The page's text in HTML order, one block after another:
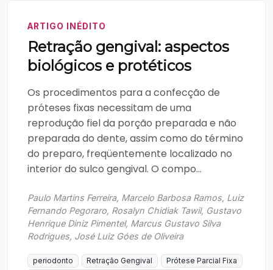
ARTIGO INÉDITO
Retração gengival: aspectos
biológicos e protéticos
Os procedimentos para a confecção de
próteses fixas necessitam de uma
reprodução fiel da porção preparada e não
preparada do dente, assim como do término
do preparo, freqüentemente localizado no
interior do sulco gengival. O compo...
Paulo Martins Ferreira, Marcelo Barbosa Ramos, Luiz
Fernando Pegoraro, Rosalyn Chidiak Tawil, Gustavo
Henrique Diniz Pimentel, Marcus Gustavo Silva
Rodrigues, José Luiz Góes de Oliveira
periodonto Retração Gengival
Prótese Parcial Fixa